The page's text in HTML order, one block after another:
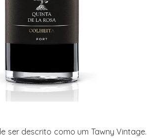
ser descrito como um Tawny Vintage.